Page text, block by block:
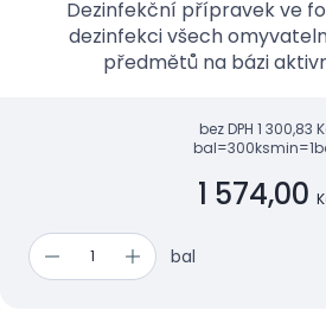
Dezinfekční přípravek ve
dezinfekci všech
předmětů na bázi
bez DPH 1 300,83
bal=300ks
1 574,00
bal